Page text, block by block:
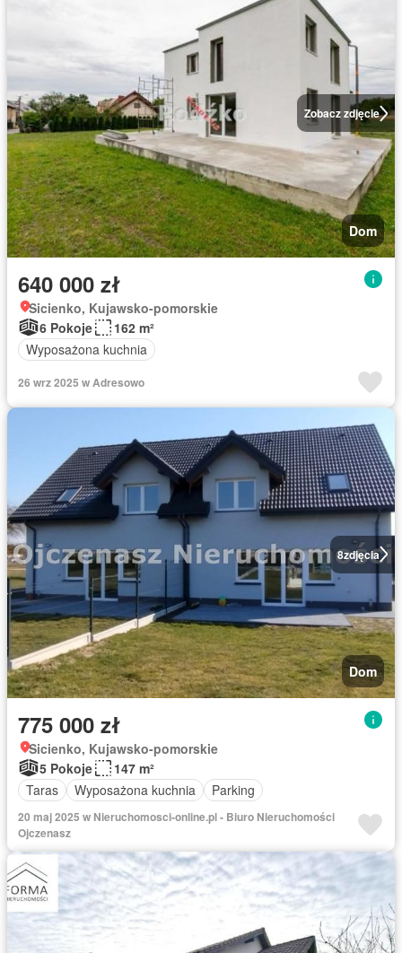
Zobacz zdjęcie
Dom
640 000 zł
Sicienko, Kujawsko-pomorskie
6 Pokoje
162 m²
Wyposażona kuchnia
26 wrz 2025 w Adresowo
8zdjęcia
Dom
775 000 zł
Sicienko, Kujawsko-pomorskie
5 Pokoje
147 m²
Taras
Wyposażona kuchnia Parking
20 maj 2025 w Nieruchomosci-online.pl - Biuro Nieruchomości
Ojczenasz